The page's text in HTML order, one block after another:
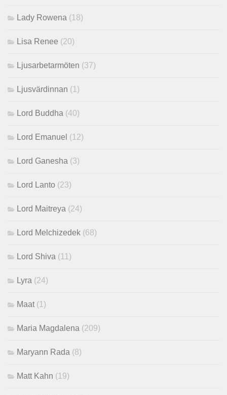
Lady Rowena (18)
Lisa Renee (20)
Ljusarbetarmöten (37)
Ljusvärdinnan (1)
Lord Buddha (40)
Lord Emanuel (12)
Lord Ganesha (3)
Lord Lanto (23)
Lord Maitreya (24)
Lord Melchizedek (68)
Lord Shiva (11)
Lyra (24)
Maat (1)
Maria Magdalena (209)
Maryann Rada (8)
Matt Kahn (19)